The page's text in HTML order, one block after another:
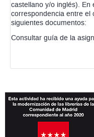
castellano y/o inglés). En
correspondencia entre el
siguientes documentos:
Consultar guía de la